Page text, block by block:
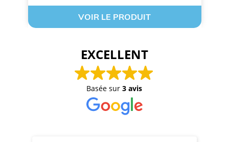
VOIR LE PRODUIT
EXCELLENT
Basée sur3 avis